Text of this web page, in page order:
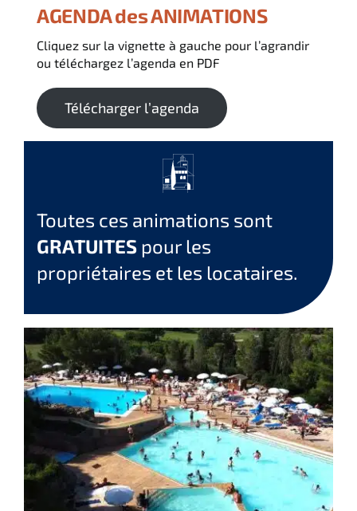
AGENDA des ANIMATIONS
Cliquez sur la vignette à gauche pour l’agrandir
ou téléchargez l’agenda en PDF
Télécharger l’agenda
Toutes ces animations sont
GRATUITESpour les
propriétaires et les locataires.